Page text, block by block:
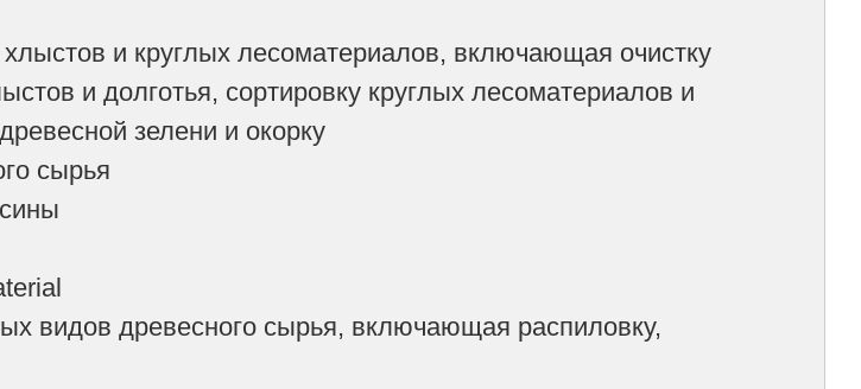
и круглых лесоматериалов, включающая очистку
и долготья, сортировку круглых лесоматериалов и
зелени и окорку
сырья
видов древесного сырья, включающая распиловку,